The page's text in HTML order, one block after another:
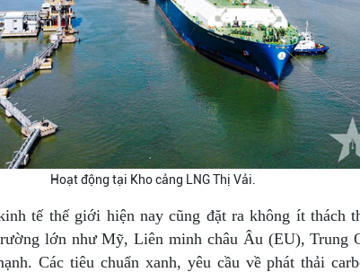
Hoạt động tại Kho cảng LNG Thị Vải.
tế thế giới hiện nay cũng đặt ra không ít thách
lớn như Mỹ, Liên minh châu Âu (EU), Trung
Các tiêu chuẩn xanh, yêu cầu về phát thải